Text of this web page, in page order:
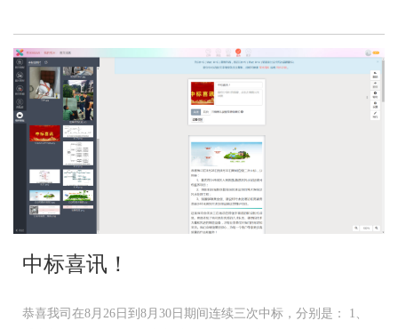
中标喜讯！
恭喜我司在8月26日到8月30日期间连续三次中标，分别是： 1、